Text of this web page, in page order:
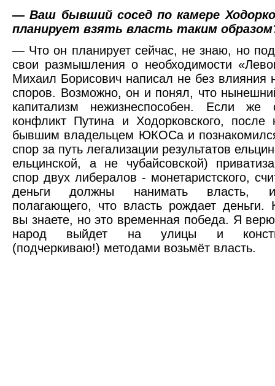
—Ваш бывший сосед по камере
планирует взять власть таким
— Что он планирует сейчас, не знаю, но
свои размышления о необходимости
Михаил Борисович написал не без влияния
споров. Возможно, он и понял, что
капитализм нежизнеспособен. Если же
конфликт Путина и Ходорковского, после
бывшим владельцем ЮКОСа и
спор за путь легализации результатов
ельцинской, а не чубайсовской)
спор двух либералов - монетаристского,
деньги должны нанимать власть,
полагающего, что власть рождает деньги.
вы знаете, но это временная победа. Я
народ выйдет на улицы и
(подчеркиваю!) методами возьмёт власть.